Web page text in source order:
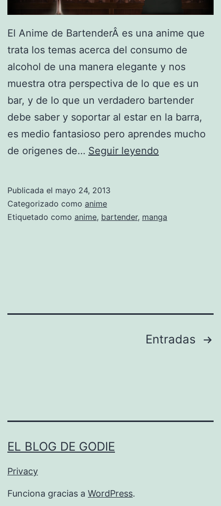
El Anime de BartenderÂ es una anime que
trata los temas acerca del consumo de
alcohol de una manera elegante y nos
muestra otra perspectiva de lo que es un
bar, y de lo que un verdadero bartender
debe saber y soportar al estar en la barra,
es medio fantasioso pero aprendes mucho
de origenes de… Seguir leyendo
e
n
i
Publicada el mayo 24, 2013
Categorizado como anime
Etiquetado como anime, bartender, manga
Entradas
EL BLOG DE GODIE
Privacy
Funciona gracias a WordPress.